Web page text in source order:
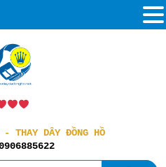
- THAY DÂY ĐỒNG HỒ